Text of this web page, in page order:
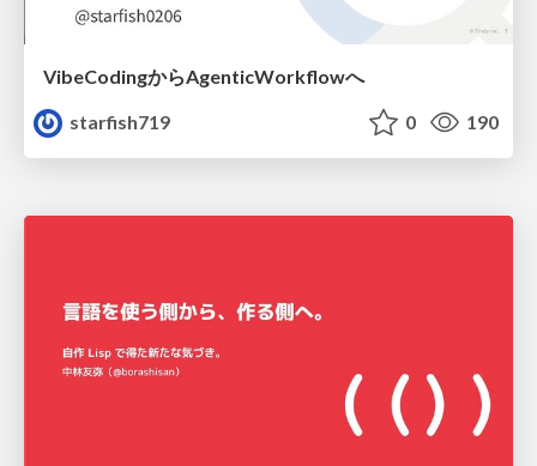
VibeCodingからAgenticWorkflowへ
starfish719
0 190